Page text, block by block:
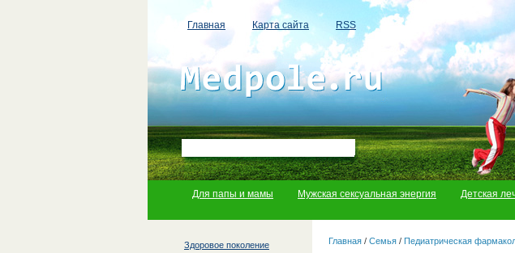
Главная Карта сайта RSS
Для папы и мамы Мужская сексуальная энергия Детская
Здоровое поколение Главная / Семья / Педиатрическая